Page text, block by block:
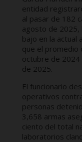
entidad
al pasar de 182
agosto de 2025,
bajo en la actual
que el promedio
octubre de 2024
de 2025.
El funcionario
operativos
personas
3,658 armas
ciento del total
laboratorios